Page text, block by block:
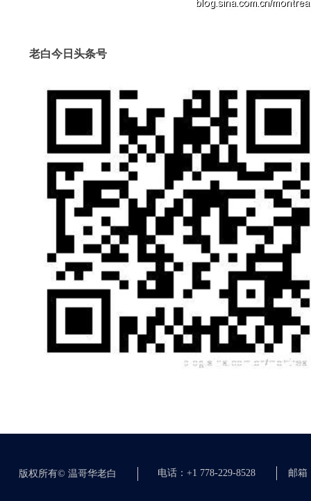
老白今日头条号
邮箱
电话：+1 778-229-8528
版权所有© 温哥华老白